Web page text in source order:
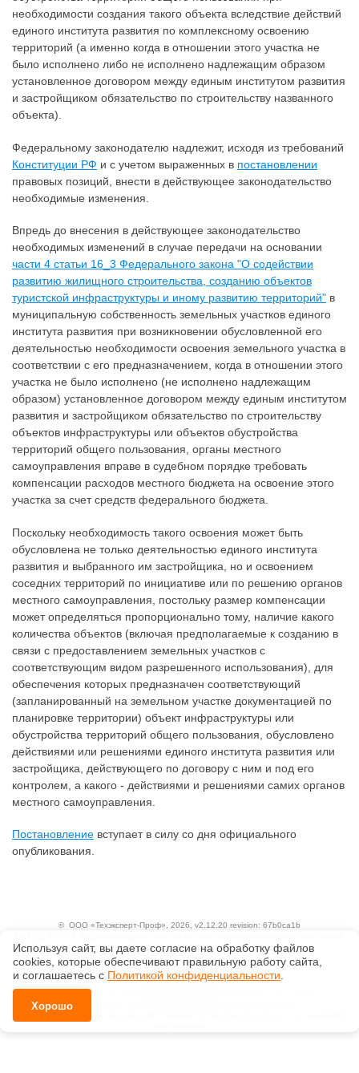
необходимости создания такого объекта вследствие действий
единого института развития по комплексному освоению
территорий (а именно когда в отношении этого участка не
было исполнено либо не исполнено надлежащим образом
установленное договором между единым институтом развития
и застройщиком обязательство по строительству названного
объекта).
Федеральному законодателю надлежит, исходя из требований
Конституции РФ и с учетом выраженных в постановлении
правовых позиций, внести в действующее законодательство
необходимые изменения.
Впредь до внесения в действующее законодательство
необходимых изменений в случае передачи на основании
части 4 статьи 16_3 Федерального закона "О содействии
развитию жилищного строительства, созданию объектов
туристской инфраструктуры и иному развитию территорий" в
муниципальную собственность земельных участков единого
института развития при возникновении обусловленной его
деятельностью необходимости освоения земельного участка в
соответствии с его предназначением, когда в отношении этого
участка не было исполнено (не исполнено надлежащим
образом) установленное договором между единым институтом
развития и застройщиком обязательство по строительству
объектов инфраструктуры или объектов обустройства
территорий общего пользования, органы местного
самоуправления вправе в судебном порядке требовать
компенсации расходов местного бюджета на освоение этого
участка за счет средств федерального бюджета.
Поскольку необходимость такого освоения может быть
обусловлена не только деятельностью единого института
развития и выбранного им застройщика, но и освоением
соседних территорий по инициативе или по решению органов
местного самоуправления, постольку размер компенсации
может определяться пропорционально тому, наличие какого
количества объектов (включая предполагаемые к созданию в
связи с предоставлением земельных участков с
соответствующим видом разрешенного использования), для
обеспечения которых предназначен соответствующий
(запланированный на земельном участке документацией по
планировке территории) объект инфраструктуры или
обустройства территорий общего пользования, обусловлено
действиями или решениями единого института развития или
застройщика, действующего по договору с ним и под его
контролем, а какого - действиями и решениями самих органов
местного самоуправления.
Постановление вступает в силу со дня официального
опубликования.
© ООО «Техэксперт-Проф», 2026, v2.12.20 revision: 67b0ca1b
1.01, 3.01
Ценовая политика
Технологии
Исключительные авторские и смежные права принадлежат АО «Кодекс».
Положение по обработке и защите персональных данных
Справка о регистрации продуктов АО «Кодекс» в Реестре российского программного
Используя сайт, вы даете согласие на обработку файлов
сооkiеs, которые обеспечивают правильную работу сайта,
и соглашаетесь с Политикой конфиденциальности.
Хорошо